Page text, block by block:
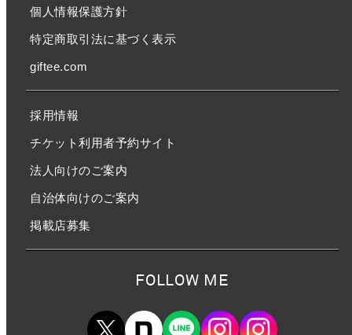
個人情報保護方針
特定商取引法に基づく表示
giftee.com
採用情報
チケット利用者予約サイト
法人向けのご案内
自治体向けのご案内
掲載店募集
FOLLOW ME